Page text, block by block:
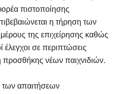
πιστοποίησης
η τήρηση των
της επιχείρησης καθώς
έλεγχοι σε περιπτώσεις
νέων παιχνιδιών.
των απαιτήσεων